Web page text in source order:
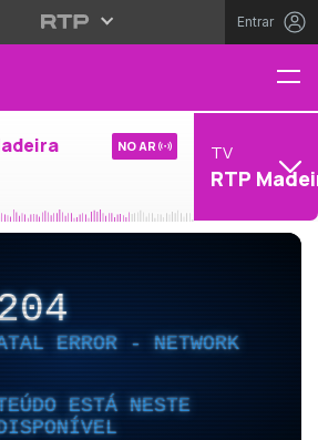
Entrar
NO AR TV
RTP
ERROR - NETWORK
ESTÁ NESTE